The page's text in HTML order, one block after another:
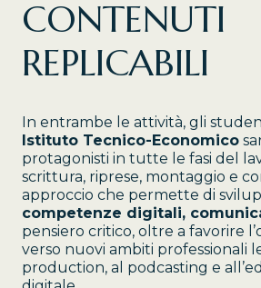
CONTENUTI
REPLICABILI
In entrambe le attività, gli
Istituto Tecnico-Economico
protagonisti in tutte le fasi del
scrittura, riprese, montaggio e
approccio che permette di
competenze digitali,
pensiero critico, oltre a favorire
verso nuovi ambiti professionali
production, al podcasting e